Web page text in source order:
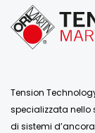
Tension
specializzata nello
di sistemi